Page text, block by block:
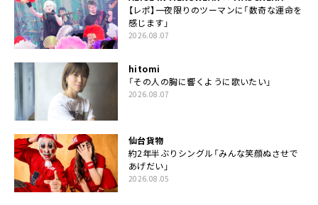
【レポ】一夜限りのツーマンに「数奇な運命を
感じます」
2026.08.07
hitomi
「その人の胸に響くように歌いたい」
2026.08.07
仙台貨物
約2年半ぶりシングル「みんな笑顔ぬさせで
あげだい」
2026.08.05